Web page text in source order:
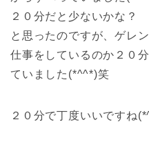
２０分だと少ないかな？
と思ったのですが、ゲレ
仕事をしているのか２０
ていました(*^^*)笑
２０分で丁度いいですね